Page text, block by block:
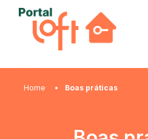
Home Boas práticas